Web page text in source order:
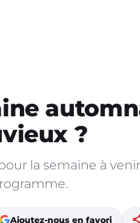
?
la semaine à
Ajoutez-nous en favori